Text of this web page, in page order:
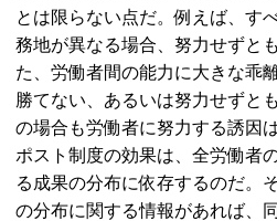
とは限らない点だ。例えば、す
務地が異なる場合、努力せずと
た、労働者間の能力に大きな乖
勝てない、あるいは努力せずと
の場合も労働者に努力する誘因
ポスト制度の効果は、全労働者
る成果の分布に依存するのだ。
の分布に関する情報があれば、